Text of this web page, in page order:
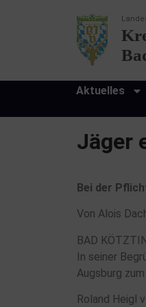
Aktuelles
Jäger
Bei der
Von Alois
BAD
In seiner
Augsburg
Roland Heigl